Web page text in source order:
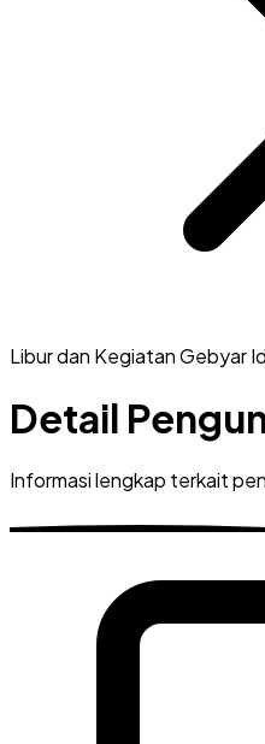
Libur dan Kegiatan Gebyar
Detail
Informasi lengkap terkait